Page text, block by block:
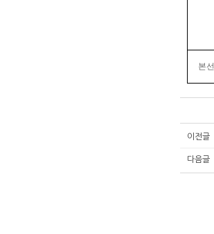
본선
이전글
다음글